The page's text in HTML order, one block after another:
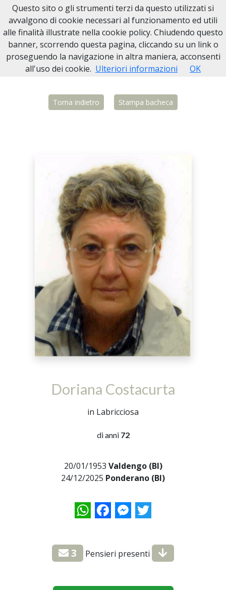
Necrologi Biella
Home Italia BI Valdengo Doriana Costacurta
Torna indietro Stampa bacheca
Doriana Costacurta
in Labricciosa
di anni 72
20/01/1953 Valdengo (BI)
24/12/2025 Ponderano (BI)
WhatsAppFacebookMessenger
Twitter
3 Pensieri presenti
Questo sito o gli strumenti terzi da questo utilizzati si
avvalgono di cookie necessari al funzionamento ed utili
alle finalità illustrate nella cookie policy. Chiudendo questo
banner, scorrendo questa pagina, cliccando su un link o
proseguendo la navigazione in altra maniera, acconsenti
all'uso dei cookie. Ulteriori informazioni OK